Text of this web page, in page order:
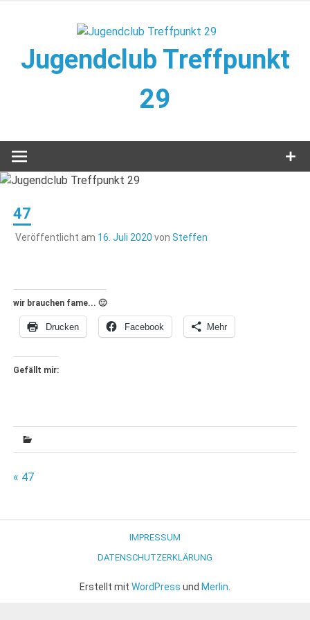
Jugendclub Treffpunkt
29
47
Veröffentlicht am 16. Juli 2020 von Steffen
wir brauchen fame... 🙂
Drucken Facebook Mehr
Gefällt mir:
Beitragsnavigation
« 47
IMPRESSUM
DATENSCHUTZERKLÄRUNG
Erstellt mit WordPress und Merlin